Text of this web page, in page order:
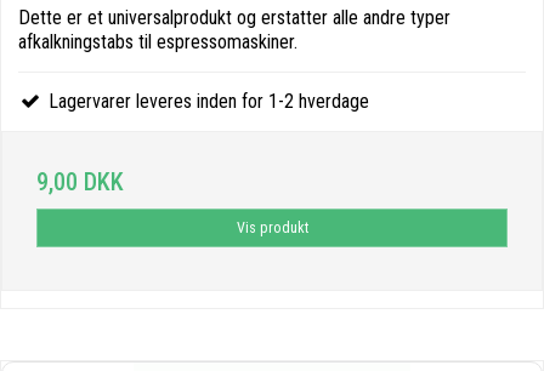
Dette er et universalprodukt og erstatter alle andre typer
afkalkningstabs til espressomaskiner.
Lagervarer leveres inden for 1-2 hverdage
9,00 DKK
Vis produkt